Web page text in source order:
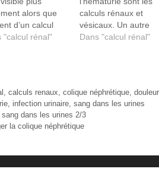
alors que
d’un calcul
bloqué à la sortie
de façon
ou
"calcul rénal"
calculs rénaux et
vésicaux. Un autre
ensemble de causes
Dans "calcul rénal"
, calculs renaux, colique néphrétique, douleur
, infection urinaire, sang dans les urines
dans les urines 2/3
la colique néphrétique